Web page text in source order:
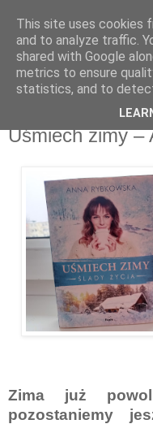
Recenzje
Portal kulturalny -
czwartek, 18 lutego
Uśmiech zimy –
Zima już
pozostaniemy
This site uses cookies
and to analyze traffic.
shared with Google
metrics to ensure
statistics, and to